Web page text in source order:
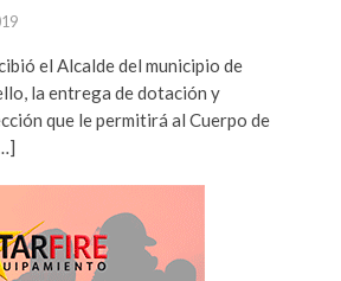
el Alcalde del municipio de
la entrega de dotación y
que le permitirá al Cuerpo de